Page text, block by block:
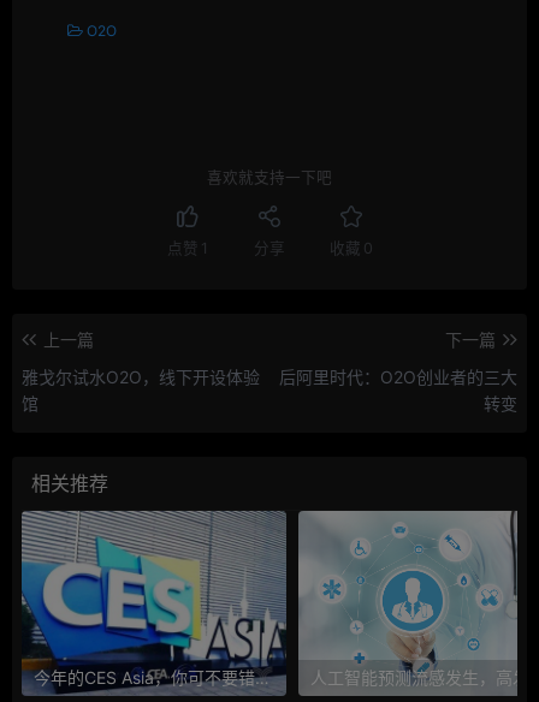
O2O
喜欢就支持一下吧
点赞 1 分享 收藏 0
上一篇
雅戈尔试水O2O，线下开设体验
馆
下一篇
后阿里时代：O2O创业者的三大
转变
相关推荐
今年的CES Asia，你可不要错过这些自动驾驶看点